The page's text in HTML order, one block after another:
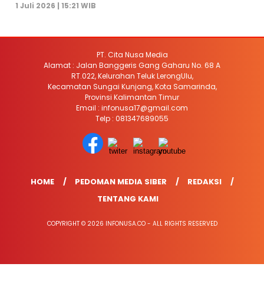
1 Juli 2026 | 15:21 WIB
PT. Cita Nusa Media
Alamat : Jalan Banggeris Gang Gaharu No. 68 A
RT.022, Kelurahan Teluk LerongUlu,
Kecamatan Sungai Kunjang, Kota Samarinda,
Provinsi Kalimantan Timur
Email : infonusa17@gmail.com
Telp : 081347689055
HOME PEDOMAN MEDIA SIBER
REDAKSI
TENTANG KAMI
COPYRIGHT © 2026 INFONUSA.CO - ALL RIGHTS RESERVED